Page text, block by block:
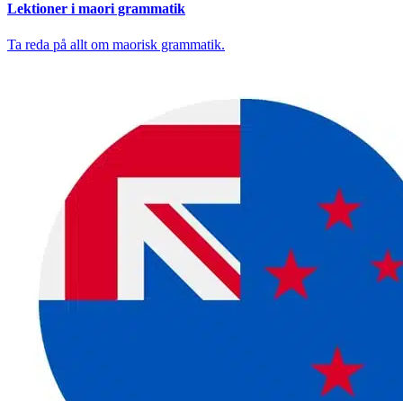
Lektioner i maori grammatik
Ta reda på allt om maorisk grammatik.